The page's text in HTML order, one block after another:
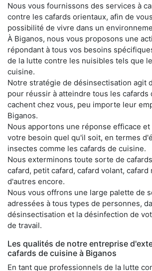
Nous vous fournissons des services à
contre les cafards orientaux, afin de
possibilité de vivre dans un
À Biganos, nous vous proposons une
répondant à tous vos besoins
de la lutte contre les nuisibles tels que
cuisine.
Notre stratégie de désinsectisation agit
pour réussir à atteindre tous les cafards
cachent chez vous, peu importe leur
Biganos.
Nous apportons une réponse efficace
votre besoin quel qu'il soit, en termes
insectes comme les cafards de cuisine.
Nous exterminons toute sorte de
cafard, petit cafard, cafard volant, cafard
d'autres encore.
Nous vous offrons une large palette de
adressées à tous types de personnes,
désinsectisation et la désinfection de
de travail.
Les qualités de notre entreprise
cafards de cuisine à Biganos
En tant que professionnels de la lutte